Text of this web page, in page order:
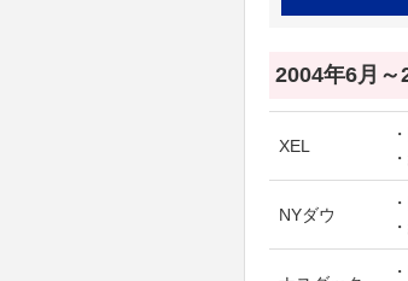
2004年6月
XEL
NYダウ